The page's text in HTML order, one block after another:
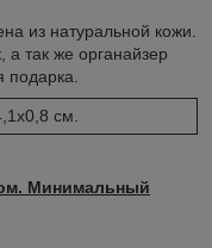
из натуральной кожи.
а так же органайзер
см.
Минимальный